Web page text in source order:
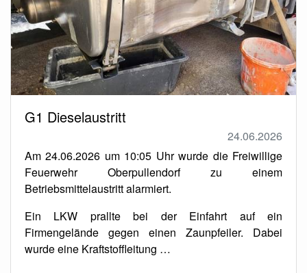
G1 Dieselaustritt
24.06.2026
Am 24.06.2026 um 10:05 Uhr wurde die Freiwillige
Feuerwehr Oberpullendorf zu einem
Betriebsmittelaustritt alarmiert.
Ein LKW prallte bei der Einfahrt auf ein
Firmengelände gegen einen Zaunpfeiler. Dabei
wurde eine Kraftstoffleitung …